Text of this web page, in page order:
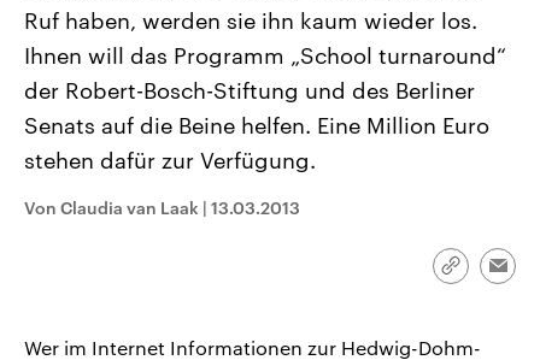
Landtagswahl Sachsen-Anhalt
Alle Informationen
Sachsen-Anhalt wählt am 6.
September 2026 einen neuen
Landtag. Seit 2021 wird das
Bundesland von einer Koalition aus
Umfragen, Prognosen,
USA
Hintergründe
Wirtschaftlich und
gehören die Vereinigten
Ruf haben, werden sie ihn kaum wieder los.
Ihnen will das Programm „School turnaround“
der Robert-Bosch-Stiftung und des Berliner
Senats auf die Beine helfen. Eine Million Euro
stehen dafür zur Verfügung.
Von Claudia van Laak | 13.03.2013
Link
Wer im Internet Informationen zur Hedwig-Dohm-